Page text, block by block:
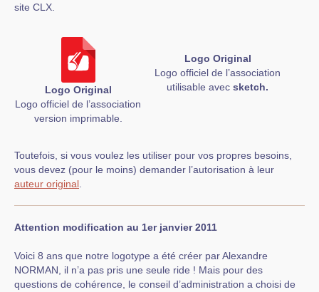
site CLX.
Logo Original
Logo officiel de l’association
version imprimable.
Logo Original
Logo officiel de l’association
utilisable avec sketch.
Toutefois, si vous voulez les utiliser pour vos propres besoins,
vous devez (pour le moins) demander l’autorisation à leur
auteur original
Attention modification au 1er janvier 2011
Voici 8 ans que notre logotype a été créer par Alexandre
NORMAN, il n’a pas pris une seule ride ! Mais pour des
questions de cohérence, le conseil d’administration a choisi de